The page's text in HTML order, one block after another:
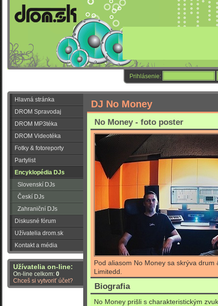
Prihlásenie:
Hlavná stránka
DROM Spravodaj
DROM MP3téka
DROM Videotéka
Fotky & fotoreporty
Partylist
Encyklopédia DJs
Slovenskí DJs
Českí DJs
Zahraniční DJs
Diskusné fórum
Užívatelia drom.sk
Kontakt a média
Užívatelia on-line:
On-line celkom: 0
Chceš si vytvoriť účet?
DJ No Money
No Money - foto poster
Pod aliasom No Money sa skrýva drum
Limitedd.
Biografia
No Money prišli s charakteristickým